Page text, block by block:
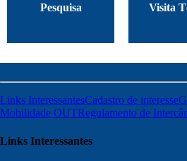
Pesquisa Visita
Links InteressantesCadastro de interesse
Mobilidade OUTRegulamento de
Links Interessantes